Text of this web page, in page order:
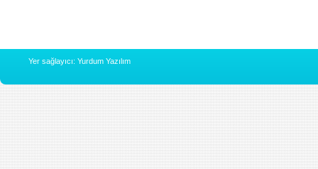
Yer sağlayıcı: Yurdum Yazılım